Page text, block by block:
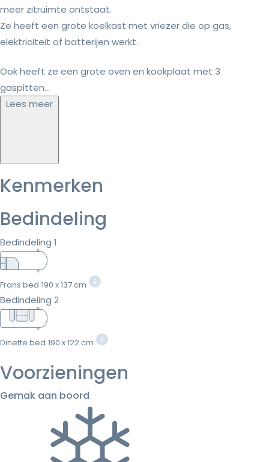
meer zitruimte ontstaat.
Ze heeft een grote koelkast met vriezer die op gas,
elektriciteit of batterijen werkt.
Ook heeft ze een grote oven en kookplaat met 3
gaspitten...
Lees meer
Kenmerken
Bedindeling
Bedindeling 1
Frans bed 190 x 137 cm
Bedindeling 2
Dinette bed 190 x 122 cm
Voorzieningen
Gemak aan boord